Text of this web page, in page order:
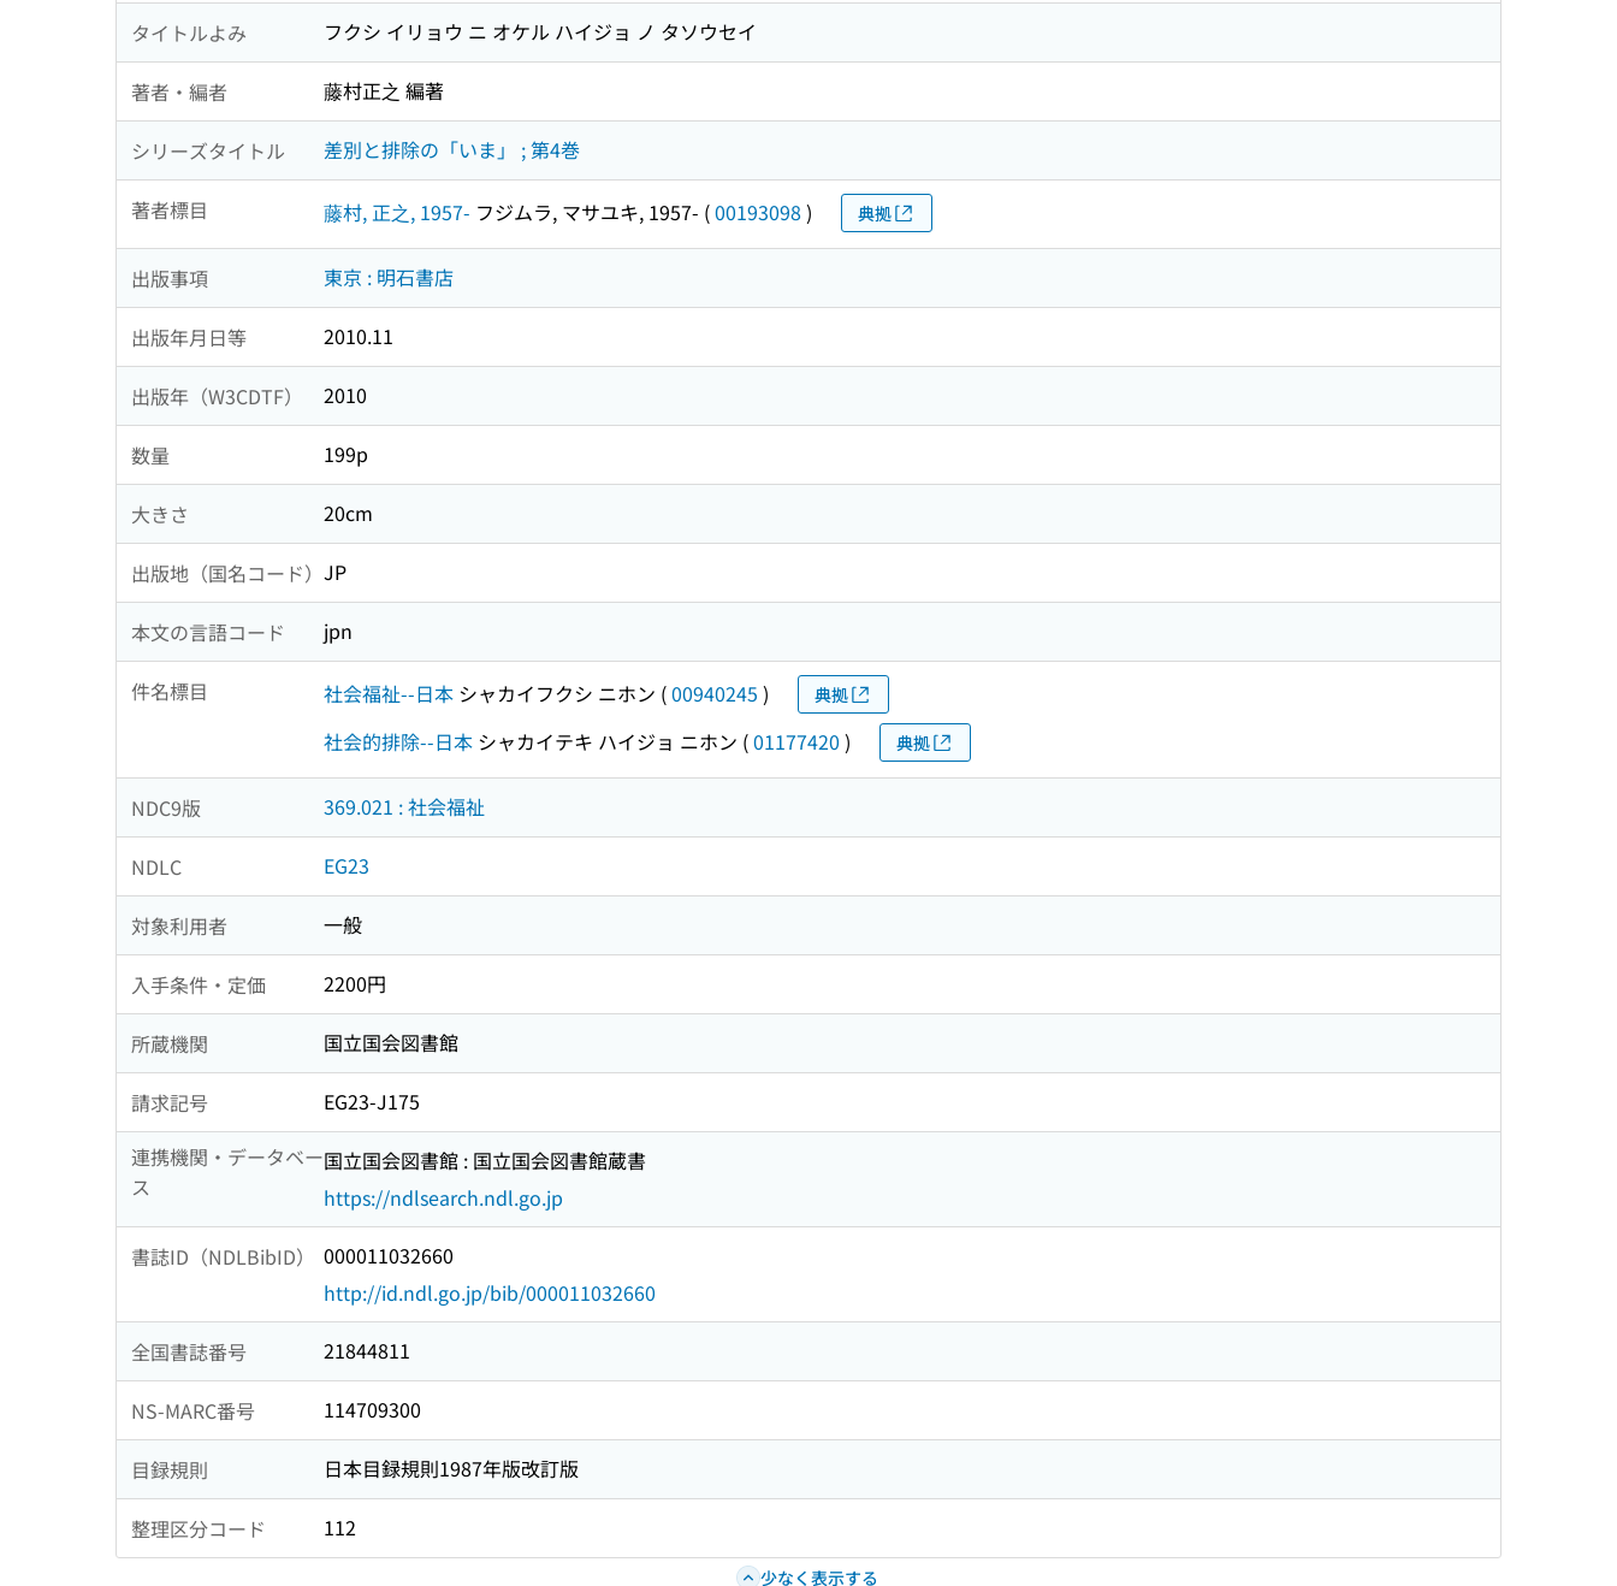
タイトルよみ フクシ イリョウ ニ オケル ハイジョ ノ タソウセイ
著者・編者 藤村正之 編著
シリーズタイトル 差別と排除の「いま」 ; 第4巻
著者標目 藤村, 正之, 1957- フジムラ, マサユキ, 1957- (00193098 ) 典拠
出版事項 東京 : 明石書店
出版年月日等 2010.11
出版年（W3CDTF） 2010
数量 199p
大きさ 20cm
出版地（国名コード） JP
本文の言語コード jpn
件名標目 社会福祉--日本 シャカイフクシ ニホン (00940245 ) 典拠
社会的排除--日本 シャカイテキ ハイジョ ニホン (01177420 ) 典拠
NDC9版 369.021 : 社会福祉
NDLC EG23
対象利用者 一般
入手条件・定価 2200円
所蔵機関 国立国会図書館
請求記号
EG23-J175
連携機関・データベー
ス
国立国会図書館 : 国立国会図書館蔵書
https://ndlsearch.ndl.go.jp
書誌ID（NDLBibID）
000011032660
http://id.ndl.go.jp/bib/000011032660
全国書誌番号 21844811
NS-MARC番号 114709300
目録規則 日本目録規則1987年版改訂版
整理区分コード 112
少なく表示する